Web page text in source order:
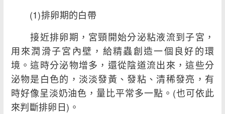
(1)排卵期的白帶
接近排卵期，宮頸開始分泌粘液流到子宮，
用來潤滑子宮內壁，給精蟲創造一個良好的環
境。這時分泌物增多，還從陰道流出來，這些分
泌物是白色的，淡淡發黃、發粘、清稀發亮，有
時好像呈淡奶油色，量比平常多一點。(也可依此
來判斷排卵日)。